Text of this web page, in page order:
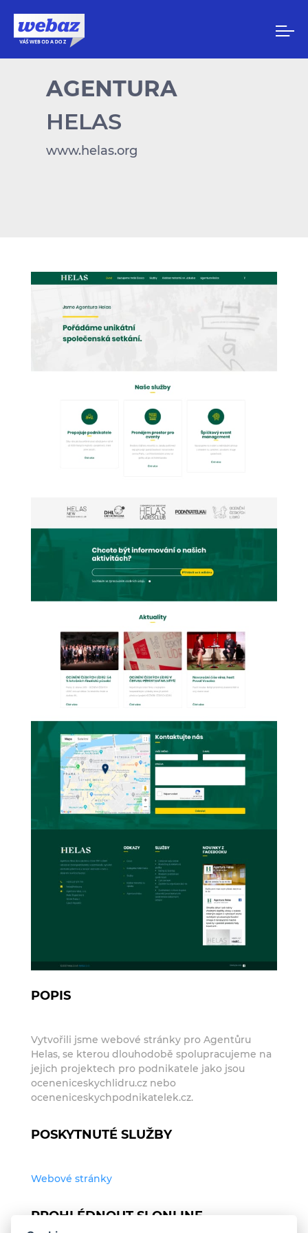
AGENTURA
HELAS
www.helas.org
POPIS
Vytvořili jsme webové stránky pro Agentůru
Helas, se kterou dlouhodobě spolupracujeme na
jejich projektech pro podnikatele jako jsou
oceneniceskychlidru.cz nebo
oceneniceskychpodnikatelek.cz.
POSKYTNUTÉ SLUŽBY
Webové stránky
PROHLÉDNOUT SI ONLINE